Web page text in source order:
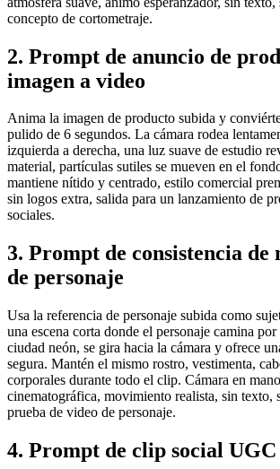
concepto de cortometraje.
2. Prompt de anuncio de
imagen a video
Anima la imagen de producto subida y
pulido de 6 segundos. La cámara rodea
izquierda a derecha, una luz suave de estudio
material, partículas sutiles se mueven en el
mantiene nítido y centrado, estilo comercial
sin logos extra, salida para un lanzamiento de
sociales.
3. Prompt de consistencia de
de personaje
Usa la referencia de personaje subida como
una escena corta donde el personaje camina
ciudad neón, se gira hacia la cámara y ofrece
segura. Mantén el mismo rostro, vestimenta,
corporales durante todo el clip. Cámara en
cinematográfica, movimiento realista, sin texto,
prueba de video de personaje.
4. Prompt de clip social UGC